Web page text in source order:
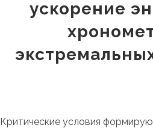
ускорение
Критические условия